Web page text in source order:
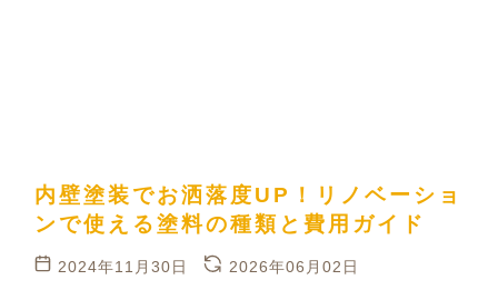
内壁塗装でお洒落度UP！リノベーショ
ンで使える塗料の種類と費用ガイド
2024年11月30日 2026年06月02日